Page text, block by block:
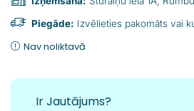
Piegāde: Izvēlieties pakomāts vai
Nav noliktavā
Ir Jautājums?